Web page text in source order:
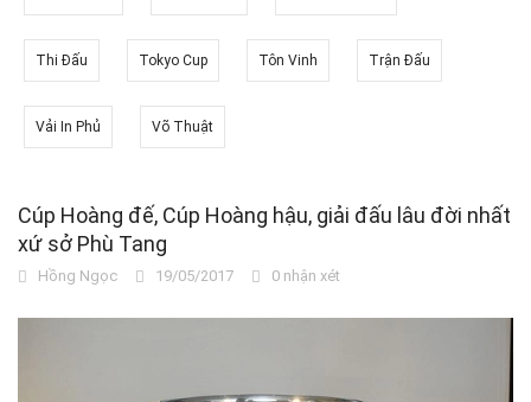
Thi Đấu Tokyo Cup Tôn Vinh Trận Đấu
Vải In Phủ Võ Thuật
Cúp Hoàng đế, Cúp Hoàng hậu, giải đấu lâu đời nhất
xứ sở Phù Tang
Hồng Ngọc 19/05/2017 0 nhận xét